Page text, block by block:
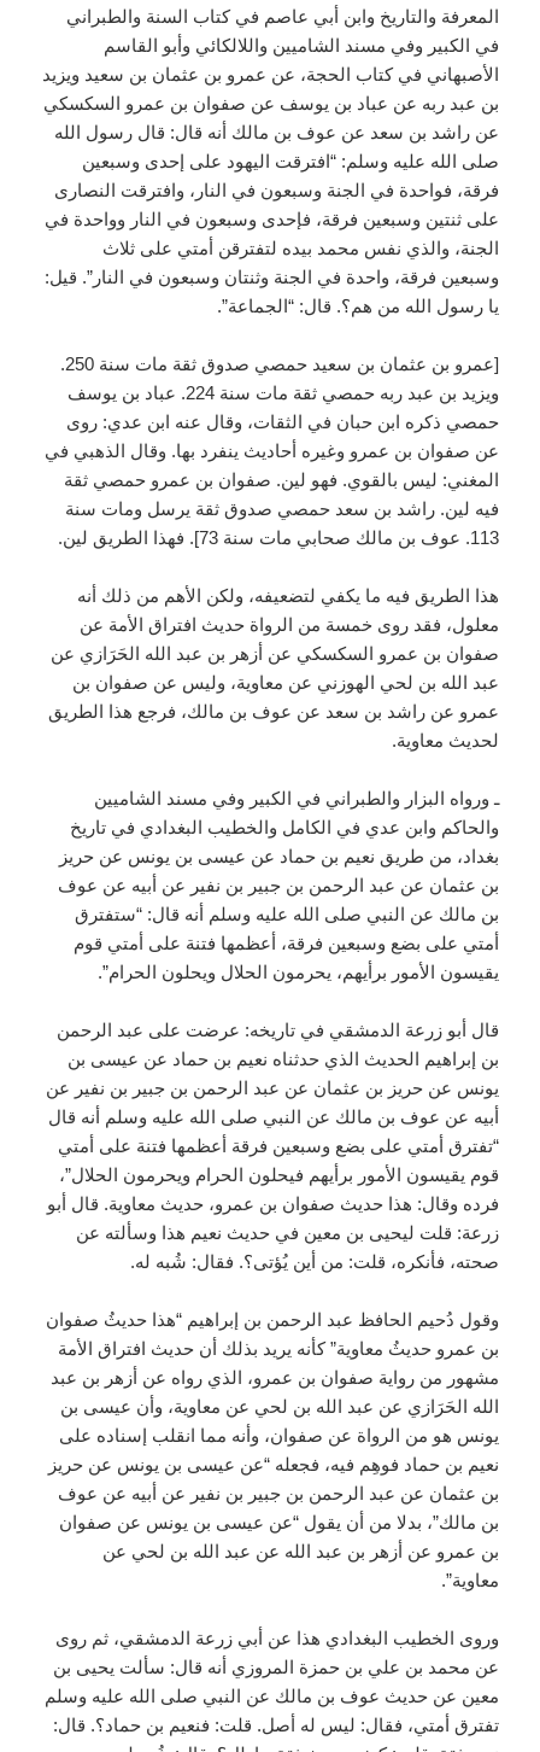
المعرفة والتاريخ وابن أبي عاصم في كتاب السنة والطبراني
في الكبير وفي مسند الشاميين واللالكائي وأبو القاسم
الأصبهاني في كتاب الحجة، عن عمرو بن عثمان بن سعيد ويزيد
بن عبد ربه عن عباد بن يوسف عن صفوان بن عمرو السكسكي
عن راشد بن سعد عن عوف بن مالك أنه قال: قال رسول الله
صلى الله عليه وسلم: “افترقت اليهود على إحدى وسبعين
فرقة، فواحدة في الجنة وسبعون في النار، وافترقت النصارى
على ثنتين وسبعين فرقة، فإحدى وسبعون في النار وواحدة في
الجنة، والذي نفس محمد بيده لتفترقن أمتي على ثلاث
وسبعين فرقة، واحدة في الجنة وثنتان وسبعون في النار”. قيل:
يا رسول الله من هم؟. قال: “الجماعة”.
[عمرو بن عثمان بن سعيد حمصي صدوق ثقة مات سنة 250.
ويزيد بن عبد ربه حمصي ثقة مات سنة 224. عباد بن يوسف
حمصي ذكره ابن حبان في الثقات، وقال عنه ابن عدي: روى
عن صفوان بن عمرو وغيره أحاديث ينفرد بها. وقال الذهبي في
المغني: ليس بالقوي. فهو لين. صفوان بن عمرو حمصي ثقة
فيه لين. راشد بن سعد حمصي صدوق ثقة يرسل ومات سنة
113. عوف بن مالك صحابي مات سنة 73]. فهذا الطريق لين.
هذا الطريق فيه ما يكفي لتضعيفه، ولكن الأهم من ذلك أنه
معلول، فقد روى خمسة من الرواة حديث افتراق الأمة عن
صفوان بن عمرو السكسكي عن أزهر بن عبد الله الحَرَازي عن
عبد الله بن لحي الهوزني عن معاوية، وليس عن صفوان بن
عمرو عن راشد بن سعد عن عوف بن مالك، فرجع هذا الطريق
لحديث معاوية.
ـ ورواه البزار والطبراني في الكبير وفي مسند الشاميين
والحاكم وابن عدي في الكامل والخطيب البغدادي في تاريخ
بغداد، من طريق نعيم بن حماد عن عيسى بن يونس عن حريز
بن عثمان عن عبد الرحمن بن جبير بن نفير عن أبيه عن عوف
بن مالك عن النبي صلى الله عليه وسلم أنه قال: “ستفترق
أمتي على بضع وسبعين فرقة، أعظمها فتنة على أمتي قوم
يقيسون الأمور برأيهم، يحرمون الحلال ويحلون الحرام”.
قال أبو زرعة الدمشقي في تاريخه: عرضت على عبد الرحمن
بن إبراهيم الحديث الذي حدثناه نعيم بن حماد عن عيسى بن
يونس عن حريز بن عثمان عن عبد الرحمن بن جبير بن نفير عن
أبيه عن عوف بن مالك عن النبي صلى الله عليه وسلم أنه قال
“تفترق أمتي على بضع وسبعين فرقة أعظمها فتنة على أمتي
قوم يقيسون الأمور برأيهم فيحلون الحرام ويحرمون الحلال”،
فرده وقال: هذا حديث صفوان بن عمرو، حديث معاوية. قال أبو
زرعة: قلت ليحيى بن معين في حديث نعيم هذا وسألته عن
صحته، فأنكره، قلت: من أين يُؤتى؟. فقال: شُبه له.
وقول دُحيم الحافظ عبد الرحمن بن إبراهيم “هذا حديثُ صفوان
بن عمرو حديثُ معاوية” كأنه يريد بذلك أن حديث افتراق الأمة
مشهور من رواية صفوان بن عمرو، الذي رواه عن أزهر بن عبد
الله الحَرَازي عن عبد الله بن لحي عن معاوية، وأن عيسى بن
يونس هو من الرواة عن صفوان، وأنه مما انقلب إسناده على
نعيم بن حماد فوهِم فيه، فجعله “عن عيسى بن يونس عن حريز
بن عثمان عن عبد الرحمن بن جبير بن نفير عن أبيه عن عوف
بن مالك”، بدلا من أن يقول “عن عيسى بن يونس عن صفوان
بن عمرو عن أزهر بن عبد الله عن عبد الله بن لحي عن
معاوية”.
وروى الخطيب البغدادي هذا عن أبي زرعة الدمشقي، ثم روى
عن محمد بن علي بن حمزة المروزي أنه قال: سألت يحيى بن
معين عن حديث عوف بن مالك عن النبي صلى الله عليه وسلم
تفترق أمتي، فقال: ليس له أصل. قلت: فنعيم بن حماد؟. قال: